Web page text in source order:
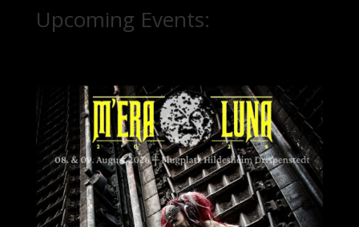
Upcoming Events: